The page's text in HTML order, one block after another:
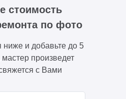
стоимость
по фото
ниже и добавьте до 5
произведет
с Вами